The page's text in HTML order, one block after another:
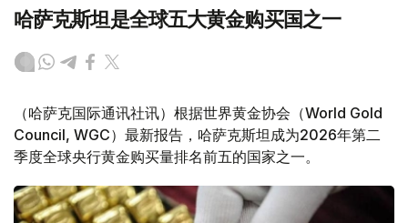
哈萨克斯坦是全球五大黄金购买国之一
（哈萨克国际通讯社讯）根据世界黄金协会（World Gold
Council, WGC）最新报告，哈萨克斯坦成为2026年第二
季度全球央行黄金购买量排名前五的国家之一。